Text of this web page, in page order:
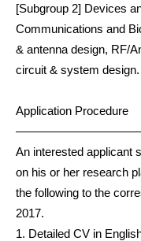
[Subgroup 2] Devices
Communications and
& antenna design, RF/
circuit & system design.
Application Procedure
An interested applicant
on his or her research
the following to the
2017.
1. Detailed CV in